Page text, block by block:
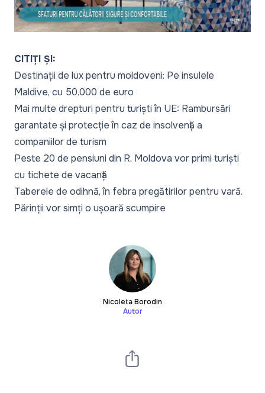
Video
CITIȚI ȘI:
Destinații de lux pentru moldoveni: Pe insulele
Maldive, cu 50.000 de euro
Mai multe drepturi pentru turiști în UE: Rambursări
garantate și protecție în caz de insolvență a
companiilor de turism
Peste 20 de pensiuni din R. Moldova vor primi turiști
cu tichete de vacanță
Taberele de odihnă, în febra pregătirilor pentru vară.
Părinții vor simți o ușoară scumpire
Nicoleta Borodin
Autor